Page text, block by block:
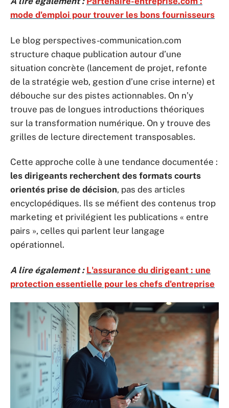
mode d'emploi pour trouver les bons fournisseurs
Le blog perspectives-communication.com
structure chaque publication autour d’une
situation concrète (lancement de projet, refonte
de la stratégie web, gestion d’une crise interne) et
débouche sur des pistes actionnables. On n’y
trouve pas de longues introductions théoriques
sur la transformation numérique. On y trouve des
grilles de lecture directement transposables.
Cette approche colle à une tendance documentée :
les dirigeants recherchent des formats courts
orientés prise de décision, pas des articles
encyclopédiques. Ils se méfient des contenus trop
marketing et privilégient les publications « entre
pairs », celles qui parlent leur langage
opérationnel.
A lire également : L'assurance du dirigeant : une
protection essentielle pour les chefs d'entreprise